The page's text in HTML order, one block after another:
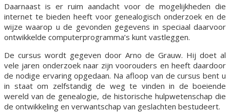
Daarnaast is er ruim aandacht voor de mogelijkheden die
internet te bieden heeft voor genealogisch onderzoek en de
wijze waarop u de gevonden gegevens in speciaal daarvoor
ontwikkelde computerprogramma’s kunt vastleggen.
De cursus wordt gegeven door Arno de Grauw. Hij doet al
vele jaren onderzoek naar zijn voorouders en heeft daardoor
de nodige ervaring opgedaan. Na afloop van de cursus bent u
in staat om zelfstandig de weg te vinden in de boeiende
wereld van de genealogie, de historische hulpwetenschap die
de ontwikkeling en verwantschap van geslachten bestudeert.